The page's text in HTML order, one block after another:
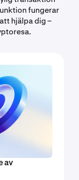
fungerar
hjälpa dig –
av